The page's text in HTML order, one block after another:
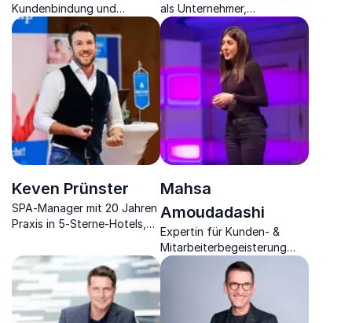
Kundenbindung und
Effizienz in CRM, Marketing,
Vertrieb, Kommunikation &
Zusammenarbeit.
als Unternehmer,
Extremsportler und Visionär
zu Mut, Veränderung und
dem Sprung ins Unbekannte
Keven Prünster
SPA‑Manager mit 20 Jahren
Praxis in 5-Sterne-Hotels,
Mitarbeiterbindung,
Effizienz und
Next‑Gen‑Hospitality
Mahsa
Amoudadashi
Expertin für Kunden- &
Mitarbeiterbegeisterung
sowie
Wirtschaftspsychologin.